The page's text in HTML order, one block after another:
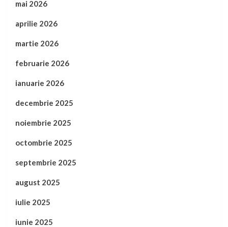
mai 2026
aprilie 2026
martie 2026
februarie 2026
ianuarie 2026
decembrie 2025
noiembrie 2025
octombrie 2025
septembrie 2025
august 2025
iulie 2025
iunie 2025